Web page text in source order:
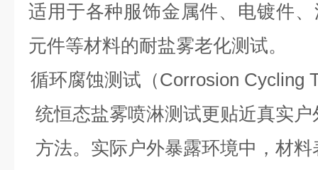
适用于各种服饰金属件、电镀件
元件等材料的耐盐雾老化测试。
循环腐蚀测试（Corrosion Cycling
统恒态盐雾喷淋测试更贴近真实
方法。实际户外暴露环境中，材